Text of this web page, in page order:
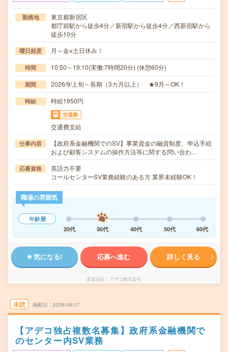
勤務地
東京都新宿区
都庁前駅から徒歩4分／新宿駅から徒歩4分／西新宿駅から
徒歩10分
曜日頻度 月～金※土日休み！
時間 10:50～19:10(実働:7時間20分) (休憩60分)
期間 2026/9/上旬～長期（3カ月以上） ★9月～OK！
時給 時給1950円
交通費
交通費支給
仕事内容
【政府系金融機関でのSV】事業資金の融資制度、申込手続
および顧客システムの操作方法等に関する問い合わ…
応募資格
英語力不要
コールセンターSV業務経験のある方 業界未経験OK！
職場の雰囲気
年齢層
20代
30代 40代 50代 60代
気になる! 応募へ進む 詳しく見る
派遣会社 アデコ株式会社
未読 掲載日 2026/08/07
【アデコ独占複数名募集】政府系金融機関で
のセンター内SV業務